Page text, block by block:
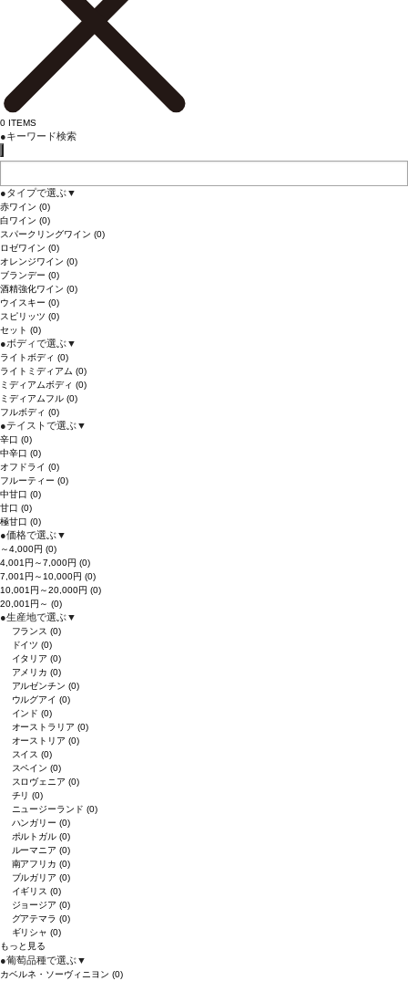
0 ITEMS
●キーワード検索
●タイプで選ぶ▼
赤ワイン (0)
白ワイン (0)
スパークリングワイン (0)
ロゼワイン (0)
オレンジワイン (0)
ブランデー (0)
酒精強化ワイン (0)
ウイスキー (0)
スピリッツ (0)
セット (0)
●ボディで選ぶ▼
ライトボディ (0)
ライトミディアム (0)
ミディアムボディ (0)
ミディアムフル (0)
フルボディ (0)
●テイストで選ぶ▼
辛口 (0)
中辛口 (0)
オフドライ (0)
フルーティー (0)
中甘口 (0)
甘口 (0)
極甘口 (0)
●価格で選ぶ▼
～4,000円 (0)
4,001円～7,000円 (0)
7,001円～10,000円 (0)
10,001円～20,000円 (0)
20,001円～ (0)
●生産地で選ぶ▼
フランス(0)
ドイツ(0)
イタリア(0)
アメリカ(0)
アルゼンチン(0)
ウルグアイ(0)
インド(0)
オーストラリア(0)
オーストリア(0)
スイス(0)
スペイン(0)
スロヴェニア(0)
チリ(0)
ニュージーランド(0)
ハンガリー(0)
ポルトガル(0)
ルーマニア(0)
南アフリカ(0)
ブルガリア(0)
イギリス(0)
ジョージア(0)
グアテマラ(0)
ギリシャ(0)
もっと見る
●葡萄品種で選ぶ▼
カベルネ・ソーヴィニヨン (0)